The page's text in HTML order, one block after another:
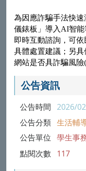
為因應詐騙手法快速
儀錶板」導入 AI智
即時互動諮詢，可
具體處置建議；另
網站是否具詐騙風險
公告資訊
公告時間 2026/
公告分類 生活輔
公告單位 學生事
點閱次數 117